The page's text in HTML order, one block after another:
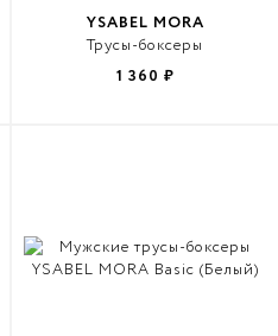
YSABEL MORA
Трусы-боксеры
1 360 ₽